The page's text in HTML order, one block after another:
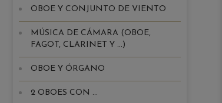
OBOE Y CONJUNTO DE VIENTO
MÚSICA DE CÁMARA (OBOE,
FAGOT, CLARINET Y ...)
OBOE Y ÓRGANO
2 OBOES CON ...